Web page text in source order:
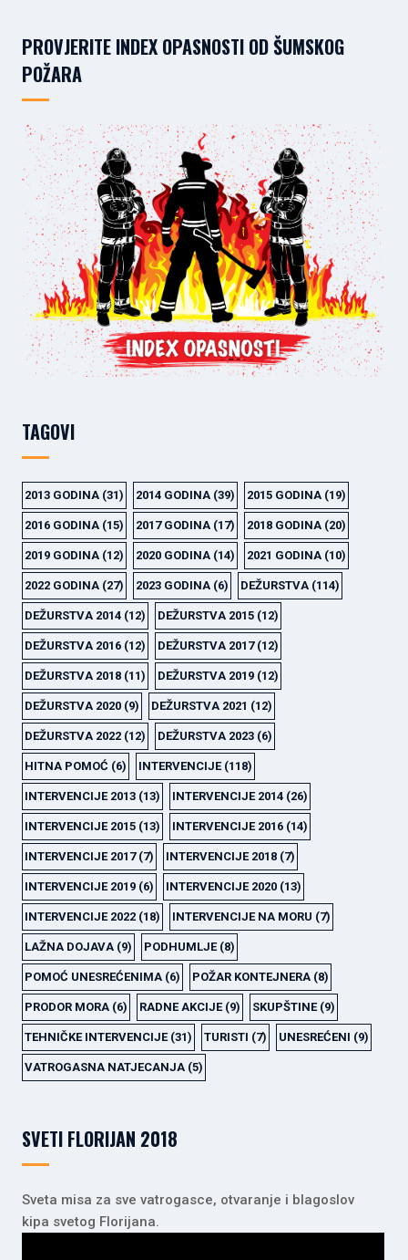
PROVJERITE INDEX OPASNOSTI OD ŠUMSKOG
POŽARA
TAGOVI
2013 GODINA (31) 2014 GODINA (39) 2015 GODINA (19)
2016 GODINA (15) 2017 GODINA (17) 2018 GODINA (20)
2019 GODINA (12) 2020 GODINA (14) 2021 GODINA (10)
2022 GODINA (27) 2023 GODINA (6) DEŽURSTVA (114)
DEŽURSTVA 2014 (12) DEŽURSTVA 2015 (12)
DEŽURSTVA 2016 (12) DEŽURSTVA 2017(12)
DEŽURSTVA 2018 (11) DEŽURSTVA 2019 (12)
DEŽURSTVA 2020 (9) DEŽURSTVA 2021 (12)
DEŽURSTVA 2022 (12) DEŽURSTVA 2023 (6)
HITNA POMOĆ (6) INTERVENCIJE(118)
INTERVENCIJE 2013 (13) INTERVENCIJE 2014 (26)
INTERVENCIJE 2015 (13) INTERVENCIJE 2016 (14)
INTERVENCIJE 2017(7) INTERVENCIJE 2018 (7)
INTERVENCIJE 2019 (6) INTERVENCIJE 2020 (13)
INTERVENCIJE 2022 (18) INTERVENCIJE NA MORU (7)
LAŽNA DOJAVA (9) PODHUMLJE(8)
POMOĆ UNESREĆENIMA (6) POŽAR KONTEJNERA (8)
PRODOR MORA (6) RADNE AKCIJE(9) SKUPŠTINE(9)
TEHNIČKE INTERVENCIJE(31) TURISTI (7) UNESREĆENI (9)
VATROGASNA NATJECANJA (5)
SVETI FLORIJAN 2018
Sveta misa za sve vatrogasce, otvaranje i blagoslov
kipa svetog Florijana.